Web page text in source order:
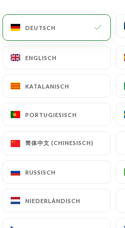
DEUTSCH
ENGLISCH
KATALANISCH
PORTUGIESISCH
简体中文 (CHINESISCH)
RUSSISCH
NIEDERLÄNDISCH
/
Kontakt
DEUTSCH
ENGLISCH
KATALANISCH
PORTUGIESISCH
简体中文 (CHINESISCH)
RUSSISCH
NIEDERLÄNDISCH